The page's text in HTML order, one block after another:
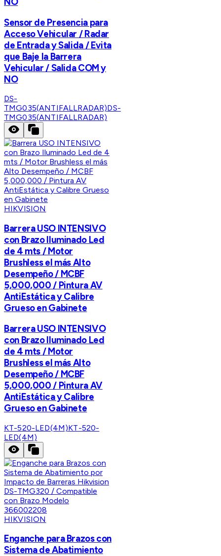
Sensor de Presencia para
Acceso Vehicular / Radar
de Entrada y Salida / Evita
que Baje la Barrera
Vehicular / Salida COM y
NO
DS-
TMG035(ANTIFALLRADAR)DS-
TMG035(ANTIFALLRADAR)
HIKVISION
Barrera USO INTENSIVO
con Brazo Iluminado Led
de 4 mts / Motor
Brushless el más Alto
Desempeño / MCBF
5,000,000 / Pintura AV
AntiEstática y Calibre
Grueso en Gabinete
Barrera USO INTENSIVO
con Brazo Iluminado Led
de 4 mts / Motor
Brushless el más Alto
Desempeño / MCBF
5,000,000 / Pintura AV
AntiEstática y Calibre
Grueso en Gabinete
KT-520-LED(4M)KT-520-
LED(4M)
HIKVISION
Enganche para Brazos con
Sistema de Abatimiento